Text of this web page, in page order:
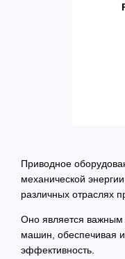
Приводное
механической
различных отраслях
Оно является важным
машин, обеспечивая
эффективность.